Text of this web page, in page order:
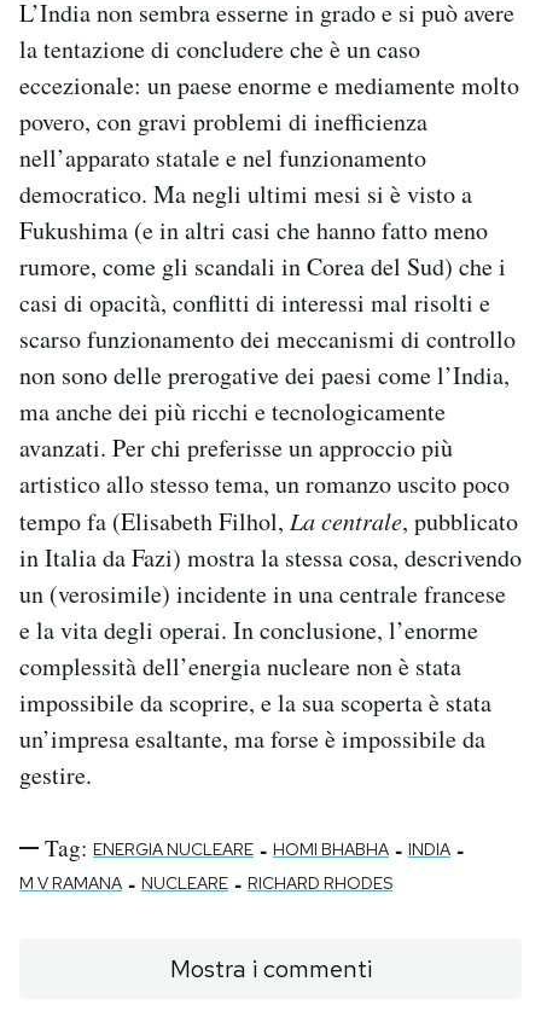
L’India non sembra esserne in grado e si può avere
la tentazione di concludere che è un caso
eccezionale: un paese enorme e mediamente molto
povero, con gravi problemi di inefficienza
nell’apparato statale e nel funzionamento
democratico. Ma negli ultimi mesi si è visto a
Fukushima (e in altri casi che hanno fatto meno
rumore, come gli scandali in Corea del Sud) che i
casi di opacità, conflitti di interessi mal risolti e
scarso funzionamento dei meccanismi di controllo
non sono delle prerogative dei paesi come l’India,
ma anche dei più ricchi e tecnologicamente
avanzati. Per chi preferisse un approccio più
artistico allo stesso tema, un romanzo uscito poco
tempo fa (Elisabeth Filhol, La centrale, pubblicato
in Italia da Fazi) mostra la stessa cosa, descrivendo
un (verosimile) incidente in una centrale francese
e la vita degli operai. In conclusione, l’enorme
complessità dell’energia nucleare non è stata
impossibile da scoprire, e la sua scoperta è stata
un’impresa esaltante, ma forse è impossibile da
gestire.
Tag: ENERGIA NUCLEARE - HOMI BHABHA - INDIA -
M V RAMANA - NUCLEARE - RICHARD RHODES
Mostra i commenti